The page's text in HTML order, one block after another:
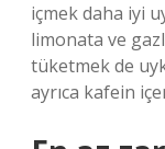
içmek daha iyi
limonata ve
tüketmek de
ayrıca kafein